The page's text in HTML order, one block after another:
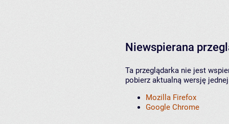
Niewspierana
Ta przeglądarka nie jest
pobierz aktualną wersję
Mozilla Firefox
Google Chrome